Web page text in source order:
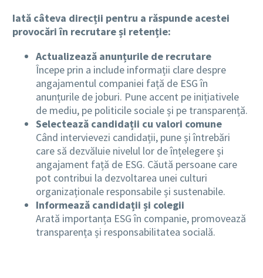
Iată câteva direcții pentru a răspunde acestei
provocări în recrutare și retenție:
Actualizează anunțurile de recrutare
Începe prin a include informații clare despre
angajamentul companiei față de ESG în
anunțurile de joburi. Pune accent pe inițiativele
de mediu, pe politicile sociale și pe transparență.
Selectează candidații cu valori comune
Când intervievezi candidații, pune și întrebări
care să dezvăluie nivelul lor de înțelegere și
angajament față de ESG. Căută persoane care
pot contribui la dezvoltarea unei culturi
organizaționale responsabile și sustenabile.
Informează candidații și colegii
Arată importanța ESG în companie, promovează
transparența și responsabilitatea socială.